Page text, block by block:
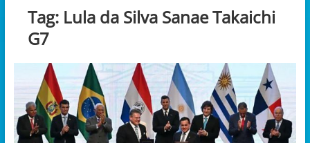
B
u
n
Tag: Lula da Silva Sanae Takaichi
G7